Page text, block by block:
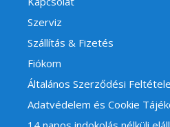
Szerviz
Szállítás & Fizetés
Fiókom
Általános Szerződési
Adatvédelem és Cookie